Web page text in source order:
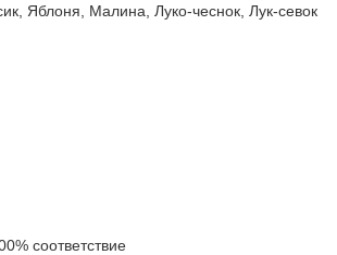
Малина, Луко-чеснок, Лук-севок
соответствие